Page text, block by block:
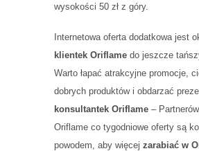
wysokości 50 zł z góry.
Internetowa oferta dodatkowa jest
klientek Oriflame do jeszcze
Warto łapać atrakcyjne promocje,
dobrych produktów i obdarzać
konsultantek Oriflame –
Oriflame co tygodniowe oferty są
powodem, aby więcej zarabiać w